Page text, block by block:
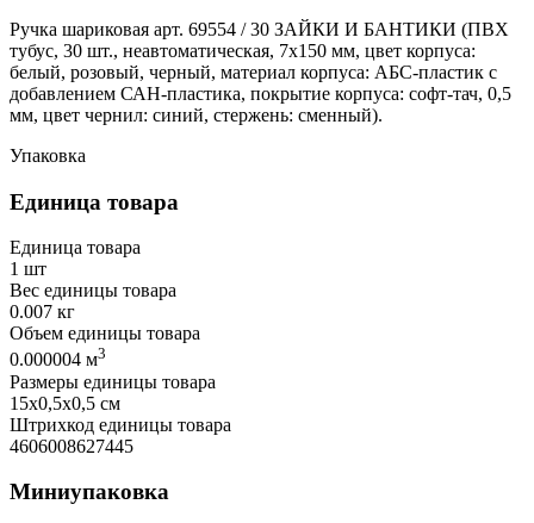
Ручка шариковая арт. 69554 / 30 ЗАЙКИ И БАНТИКИ (ПВХ
тубус, 30 шт., неавтоматическая, 7x150 мм, цвет корпуса:
белый, розовый, черный, материал корпуса: АБС-пластик с
добавлением САН-пластика, покрытие корпуса: софт-тач, 0,5
мм, цвет чернил: синий, стержень: сменный).
Упаковка
Единица товара
Единица товара
1 шт
Вес единицы товара
0.007 кг
Объем единицы товара
0.000004 м3
Размеры единицы товара
15х0,5х0,5 см
Штрихкод единицы товара
4606008627445
Миниупаковка